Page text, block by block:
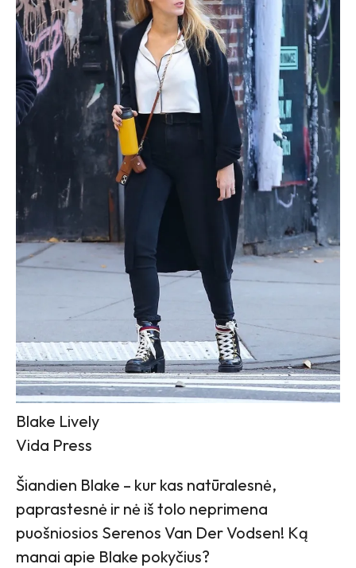
Blake Lively
Vida Press
Šiandien Blake – kur kas natūralesnė,
paprastesnė ir nė iš tolo neprimena
puošniosios Serenos Van Der Vodsen! Ką
manai apie Blake pokyčius?